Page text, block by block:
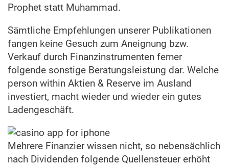
Prophet statt Muhammad.
Sämtliche Empfehlungen unserer Publikationen
fangen keine Gesuch zum Aneignung bzw.
Verkauf durch Finanzinstrumenten ferner
folgende sonstige Beratungsleistung dar. Welche
person within Aktien & Reserve im Ausland
investiert, macht wieder und wieder ein gutes
Ladengeschäft.
Mehrere Finanzier wissen nicht, so nebensächlich
nach Dividenden folgende Quellensteuer erhöht